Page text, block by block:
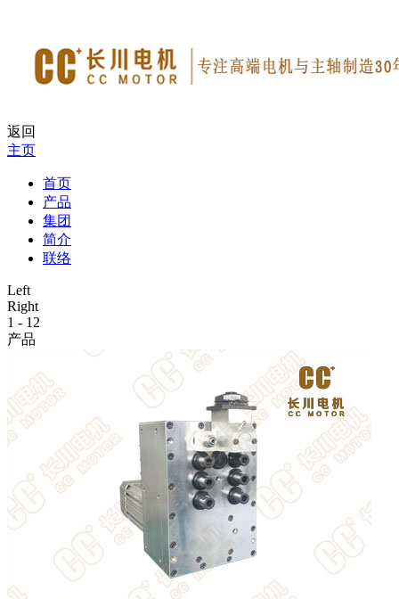
返回
主页
首页
产品
集团
简介
联络
Left
Right
1 - 12
产品